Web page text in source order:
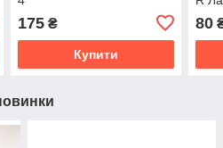
175₴
Купити
80